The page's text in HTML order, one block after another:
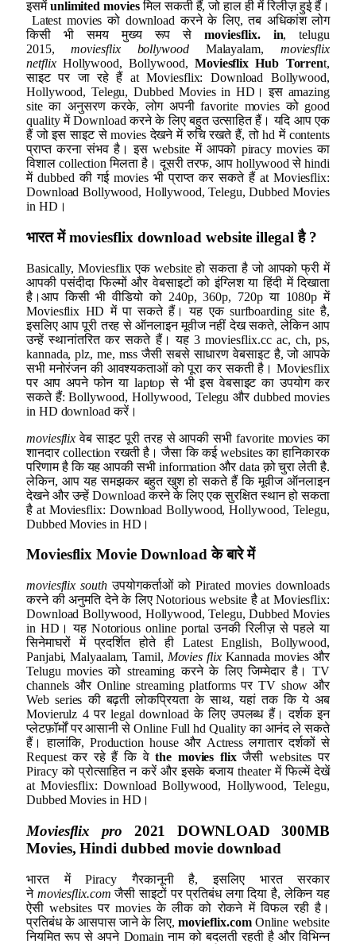
इसमेंunlimited moviesमिल सकती हैं, जो हाल ही में रिलीज़ हुई हैं।
Latest movies को download करने के लिए, तब अधिकांश लोग
किसी भी समय मुख्य रूप सेmoviesflix. in, telugu
2015,moviesflix bollywoodMalayalam, moviesflix
netflixHollywood, Bollywood, Moviesflix Hub Torrent,
साइट पर जा रहे हैं at Moviesflix: Download Bollywood,
Hollywood, Telegu, Dubbed Movies in HD। इस amazing
site का अनुसरण करके, लोग अपनी favorite movies को good
quality में Download करने के लिए बहुत उत्साहित हैं। यदि आप एक
हैं जो इस साइट से movies देखने में रुचि रखते हैं, तो hd में contents
प्राप्त करना संभव है। इस website में आपको piracy movies का
विशाल collection मिलता है। दूसरी तरफ, आप hollywood से hindi
में dubbed की गई movies भी प्राप्त कर सकते हैं at Moviesflix:
Download Bollywood, Hollywood, Telegu, Dubbed Movies
in HD।
भारत मेंmoviesflix download website illegalहै?
Basically, Moviesflix एक website हो सकता है जो आपको फ्री में
आपकी पसंदीदा फिल्मों और वेबसाइटों को इंग्लिश या हिंदी में दिखाता
है।आप किसी भी वीडियो को 240p, 360p, 720p या 1080p में
Moviesflix HD में पा सकते हैं। यह एक surfboarding site है,
इसलिए आप पूरी तरह से ऑनलाइन मूवीज नहीं देख सकते, लेकिन आप
उन्हें स्थानांतरित कर सकते हैं। यह 3 moviesflix.cc ac, ch, ps,
kannada, plz, me, mss जैसी सबसे साधारण वेबसाइट है, जो आपके
सभी मनोरंजन की आवश्यकताओं को पूरा कर सकती है। Moviesflix
पर आप अपने फोन या laptop से भी इस वेबसाइट का उपयोग कर
सकते हैं: Bollywood, Hollywood, Telegu और dubbed movies
in HD download करें।
moviesflix वेब साइट पूरी तरह से आपकी सभी favorite movies का
शानदार collection रखती है। जैसा कि कई websites का हानिकारक
परिणाम है कि यह आपकी सभी information और data क़ो चुरा लेती है.
लेकिन, आप यह समझकर बहुत खुश हो सकते हैं कि मूवीज ऑनलाइन
देखने और उन्हें Download करने के लिए एक सुरक्षित स्थान हो सकता
है at Moviesflix: Download Bollywood, Hollywood, Telegu,
Dubbed Movies in HD।
Moviesflix Movie Downloadके बारे में
moviesflix south उपयोगकर्ताओं को Pirated movies downloads
करने की अनुमति देने के लिए Notorious website है at Moviesflix:
Download Bollywood, Hollywood, Telegu, Dubbed Movies
in HD। यह Notorious online portal उनकी रिलीज़ से पहले या
सिनेमाघरों में प्रदर्शित होते ही Latest English, Bollywood,
Panjabi, Malyaalam, Tamil, Movies flixKannada movies और
Telugu movies को streaming करने के लिए जिम्मेदार है। TV
channels और Online streaming platforms पर TV show और
Web series की बढ़ती लोकप्रियता के साथ, यहां तक कि ये अब
Movierulz 4 पर legal download के लिए उपलब्ध हैं। दर्शक इन
प्लेटफ़ॉर्मों पर आसानी से Online Full hd Quality का आनंद ले सकते
हैं। हालांकि, Production house और Actress लगातार दर्शकों से
Request कर रहे हैं कि वेthe movies flixजैसी websites पर
Piracy को प्रोत्साहित न करें और इसके बजाय theater में फिल्में देखें
at Moviesflix: Download Bollywood, Hollywood, Telegu,
Dubbed Movies in HD।
Moviesflix pro 2021 DOWNLOAD 300MB
Movies, Hindi dubbed movie download
भारत में Piracy गैरकानूनी है, इसलिए भारत सरकार
ने moviesflix.com जैसी साइटों पर प्रतिबंध लगा दिया है, लेकिन यह
ऐसी websites पर movies के लीक को रोकने में विफल रही है।
प्रतिबंध के आसपास जाने के लिए,movieflix.comOnline website
नियमित रूप से अपने Domain नाम को बदलती रहती है और विभिन्न